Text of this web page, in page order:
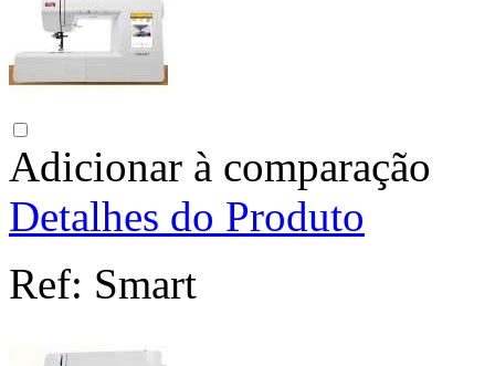
Adicionar à comparação
Detalhes do Produto
Ref: Smart